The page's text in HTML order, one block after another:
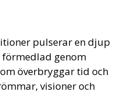
pulserar en djup
genom
överbryggar tid och
visioner och